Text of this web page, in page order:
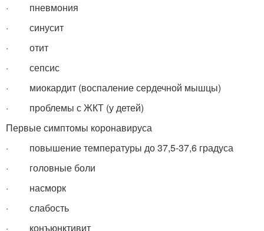
· пневмония
· синусит
· отит
· сепсис
· миокардит (воспаление сердечной мышцы)
· проблемы с ЖКТ (у детей)
Первые симптомы коронавируса
· повышение температуры до 37,5-37,6 градуса
· головные боли
· насморк
· слабость
· конъюнктивит